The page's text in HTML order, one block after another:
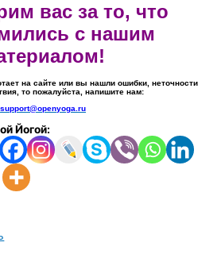
вас за то, что
с нашим
на сайте или вы нашли ошибки, неточности
то пожалуйста, напишите нам:
support@openyoga.ru
Йогой: